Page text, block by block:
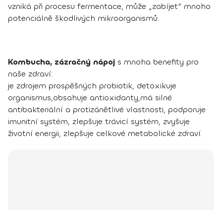
vzniká při procesu fermentace, může „zabíjet“ mnoho
potenciálně škodlivých mikroorganismů.
Kombucha, zázračný nápoj s mnoha benefity pro
naše zdraví:
je zdrojem prospěšných probiotik, detoxikuje
organismus,obsahuje antioxidanty,má silné
antibakteriální a protizánětlivé vlastnosti, podporuje
imunitní systém, zlepšuje trávicí systém, zvyšuje
životní energii, zlepšuje celkové metabolické zdraví.